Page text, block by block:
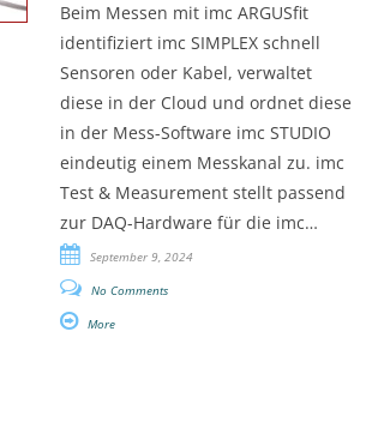
Beim Messen mit imc ARGUSfit
identifiziert imc SIMPLEX schnell
Sensoren oder Kabel, verwaltet
diese in der Cloud und ordnet diese
in der Mess-Software imc STUDIO
eindeutig einem Messkanal zu. imc
Test & Measurement stellt passend
zur DAQ-Hardware für die imc…
September 9, 2024
No Comments
More